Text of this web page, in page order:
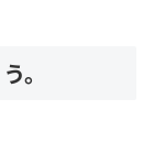
。